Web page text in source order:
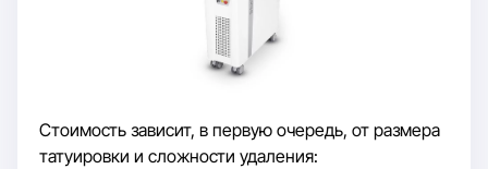
Стоимость зависит, в первую очередь, от размера
татуировки и сложности удаления: